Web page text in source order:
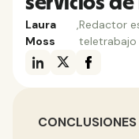
Laura
Moss
Redactor
teletrabajo